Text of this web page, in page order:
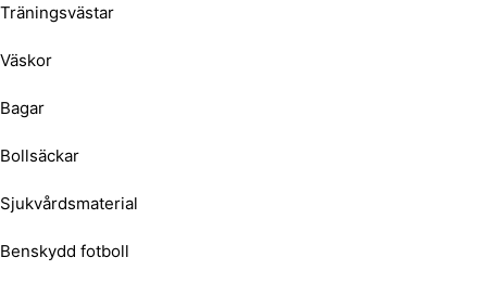
Träningsvästar
Väskor
Bagar
Bollsäckar
Sjukvårdsmaterial
Benskydd fotboll